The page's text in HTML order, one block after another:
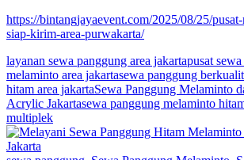
https://bintangjayaevent.com/2025/08/25/
siap-kirim-area-purwakarta/
layanan sewa panggung area jakartapusat
melaminto area jakartasewa panggung
hitam area jakartaSewa Panggung Melaminto
Acrylic Jakartasewa panggung melaminto
multiplek